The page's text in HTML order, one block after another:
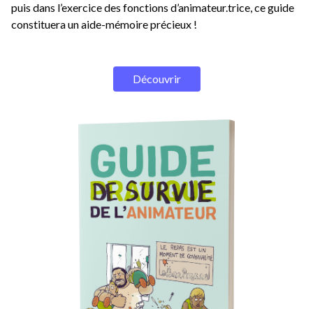
puis dans l’exercice des fonctions d’animateur.trice, ce guide
constituera un aide-mémoire précieux !
Découvrir